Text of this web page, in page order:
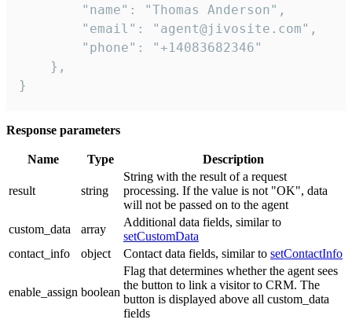
        "name": "Thomas Anderson",
        "email": "agent@jivosite.com",
        "phone": "+14083682346"
    },
}
Response parameters
Name Type Description
result string
String with the result of a request
processing. If the value is not "OK", data
will not be passed on to the agent
custom_data
array
Additional data fields, similar to
setCustomData
contact_info
object Contact data fields, similar to setContactInfo
enable_assign boolean
Flag that determines whether the agent sees
the button to link a visitor to CRM. The
button is displayed above all custom_data
fields